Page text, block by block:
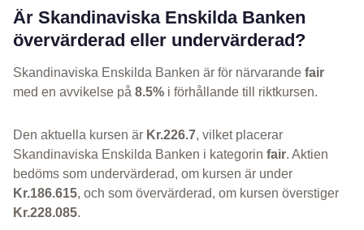
Är Skandinaviska Enskilda Banken
övervärderad eller undervärderad?
Skandinaviska Enskilda Banken är för närvarande fair
med en avvikelse på 8.5% i förhållande till riktkursen.
Den aktuella kursen är Kr.226.7, vilket placerar
Skandinaviska Enskilda Banken i kategorin fair. Aktien
bedöms som undervärderad, om kursen är under
Kr.186.615, och som övervärderad, om kursen överstiger
Kr.228.085.